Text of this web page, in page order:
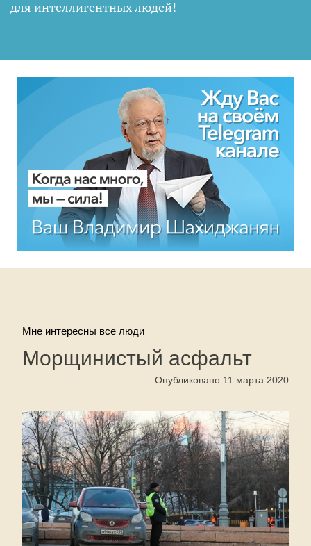
для интеллигентных людей!
Мне интересны все люди
Морщинистый асфальт
Опубликовано 11 марта 2020